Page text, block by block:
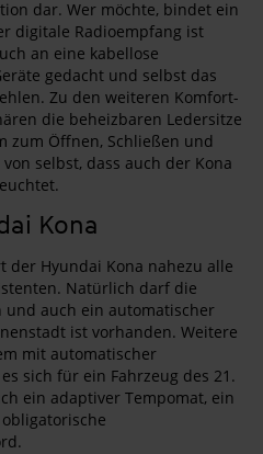
dar. Wer möchte, bindet ein
digitale Radioempfang ist
an eine kabellose
gedacht und selbst das
Zu den weiteren Komfort-
die beheizbaren Ledersitze
zum Öffnen, Schließen und
selbst, dass auch der Kona
Kona
Hyundai Kona nahezu alle
Natürlich darf die
und auch ein automatischer
ist vorhanden. Weitere
mit automatischer
sich für ein Fahrzeug des 21.
ein adaptiver Tempomat, ein